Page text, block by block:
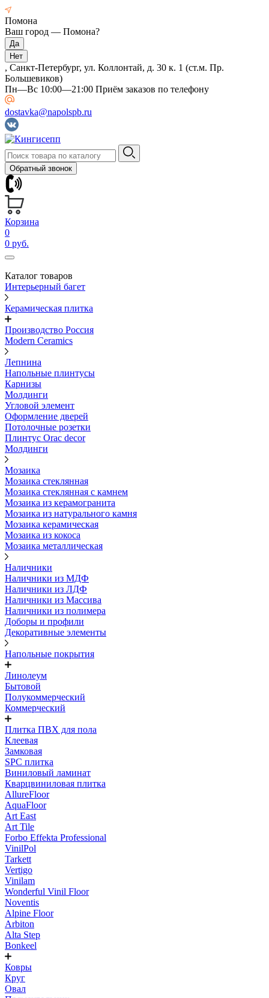
Помона
Ваш город — Помона?
, Санкт-Петербург, ул. Коллонтай, д. 30 к. 1 (ст.м. Пр.
Большевиков)
Пн—Вс 10:00—21:00 Приём заказов по телефону
dostavka@napolspb.ru
Обратный звонок
Корзина
0
0 руб.
Каталог товаров
Интерьерный багет
Керамическая плитка
Производство Россия
Modern Ceramics
Лепнина
Напольные плинтусы
Карнизы
Молдинги
Угловой элемент
Оформление дверей
Потолочные розетки
Плинтус Orac decor
Молдинги
Мозаика
Мозаика стеклянная
Мозаика стеклянная с камнем
Мозаика из керамогранита
Мозаика из натурального камня
Мозаика керамическая
Мозаика из кокоса
Мозаика металлическая
Наличники
Наличники из МДФ
Наличники из ЛДФ
Наличники из Массива
Наличники из полимера
Доборы и профили
Декоративные элементы
Напольные покрытия
Линолеум
Бытовой
Полукоммерческий
Коммерческий
Плитка ПВХ для пола
Клеевая
Замковая
SPC плитка
Виниловый ламинат
Кварцвиниловая плитка
AllureFloor
AquaFloor
Art East
Art Tile
Forbo Effekta Professional
VinilPol
Tarkett
Vertigo
Vinilam
Wonderful Vinil Floor
Noventis
Alpine Floor
Arbiton
Alta Step
Bonkeel
Ковры
Круг
Овал